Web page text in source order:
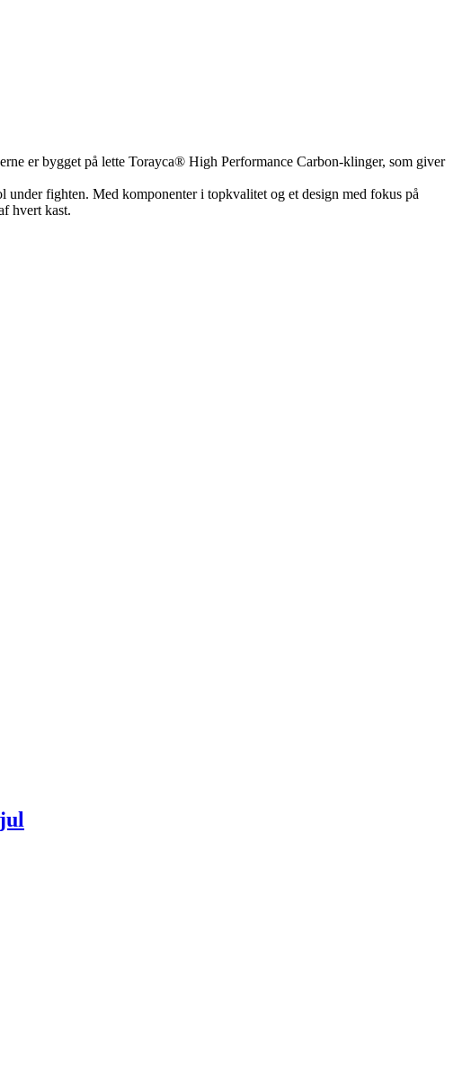
er bygget på lette Torayca® High Performance Carbon-klinger, som giver
fighten. Med komponenter i topkvalitet og et design med fokus på
hvert kast.